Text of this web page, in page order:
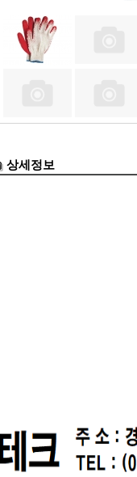
상세정보